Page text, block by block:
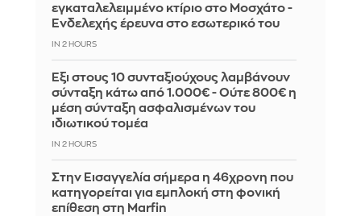
εγκαταλελειμμένο κτίριο στο Μοσχάτο -
Ενδελεχής έρευνα στο εσωτερικό του
IN 2 HOURS
Έξι στους 10 συνταξιούχους λαμβάνουν
σύνταξη κάτω από 1.000€ - Ούτε 800€ η
μέση σύνταξη ασφαλισμένων του
ιδιωτικού τομέα
IN 2 HOURS
Στην Εισαγγελία σήμερα η 46χρονη που
κατηγορείται για εμπλοκή στη φονική
επίθεση στη Marfin